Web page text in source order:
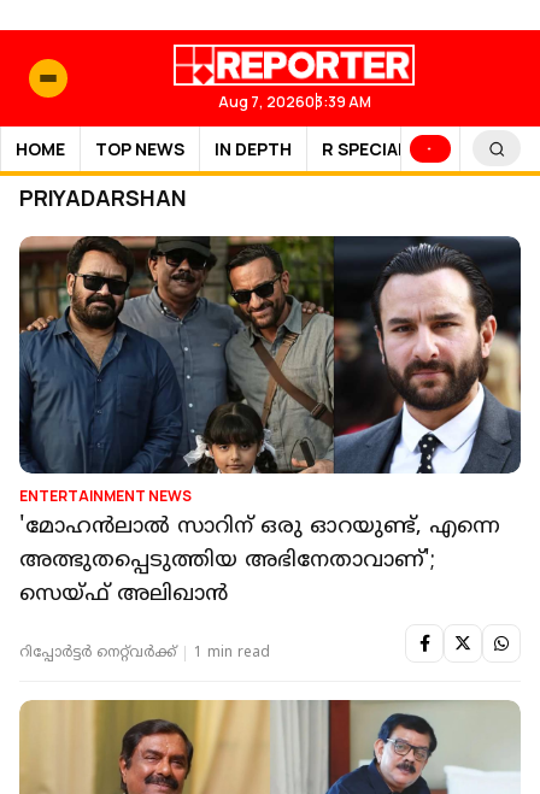
Aug 7, 202603:39 AM
HOME TOP NEWS IN DEPTH R SPECIAL SPORTS
PRIYADARSHAN
ENTERTAINMENT NEWS
'മോഹന്‍ലാല്‍ സാറിന് ഒരു ഓറയുണ്ട്, എന്നെ
അത്ഭുതപ്പെടുത്തിയ അഭിനേതാവാണ്';
സെയ്ഫ് അലിഖാന്‍
റിപ്പോർട്ടർ നെറ്റ്‌വര്‍ക്ക്‌ 1 min read